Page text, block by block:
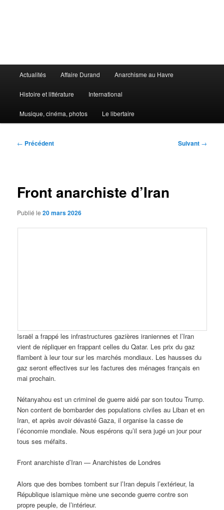
principal
Actualités Affaire Durand Anarchisme au Havre
Histoire et littérature International
Musique, cinéma, photos Le libertaire
Navigation
← Précédent Suivant →
Front anarchiste d’Iran
Publié le20 mars 2026
Israël a frappé les infrastructures gazières iraniennes et l’Iran
vient de répliquer en frappant celles du Qatar. Les prix du gaz
flambent à leur tour sur les marchés mondiaux. Les hausses du
gaz seront effectives sur les factures des ménages français en
mai prochain.
Nétanyahou est un criminel de guerre aidé par son toutou Trump.
Non content de bombarder des populations civiles au Liban et en
Iran, et après avoir dévasté Gaza, il organise la casse de
l’économie mondiale. Nous espérons qu’il sera jugé un jour pour
tous ses méfaits.
Front anarchiste d’Iran — Anarchistes de Londres
Alors que des bombes tombent sur l’Iran depuis l’extérieur, la
République islamique mène une seconde guerre contre son
propre peuple, de l’intérieur.